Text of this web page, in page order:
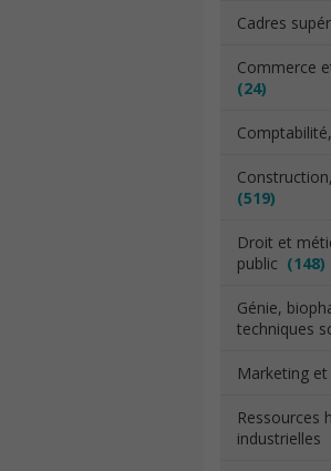
Cadres
Commerce
(24)
(519)
Droit et
public (148)
Génie,
techniques
Marketing
Ressources
industrielles